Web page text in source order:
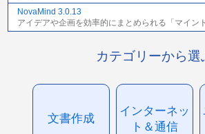
NovaMind 3.0.13
アイデアや企画を効率的にまとめられる「マイン
カテゴリーから選
文書作成
インターネッ
ト＆通信